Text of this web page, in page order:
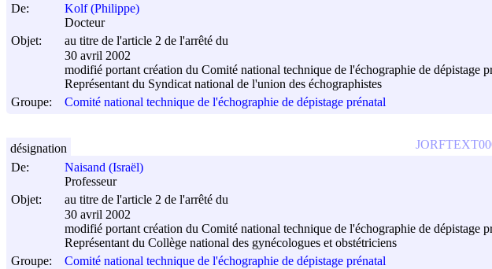
De:
Kolf (Philippe)
Docteur
Objet:
au titre de l'article 2 de l'arrêté du
30 avril 2002
modifié portant création du Comité national technique de l'échographie de dépistage
Représentant du Syndicat national de l'union des échographistes
Groupe:
Comité national technique de l'échographie de dépistage prénatal
De:
Naisand (Israël)
Professeur
Objet:
au titre de l'article 2 de l'arrêté du
30 avril 2002
modifié portant création du Comité national technique de l'échographie de dépistage
Représentant du Collège national des gynécologues et obstétriciens
Groupe:
Comité national technique de l'échographie de dépistage prénatal
désignation